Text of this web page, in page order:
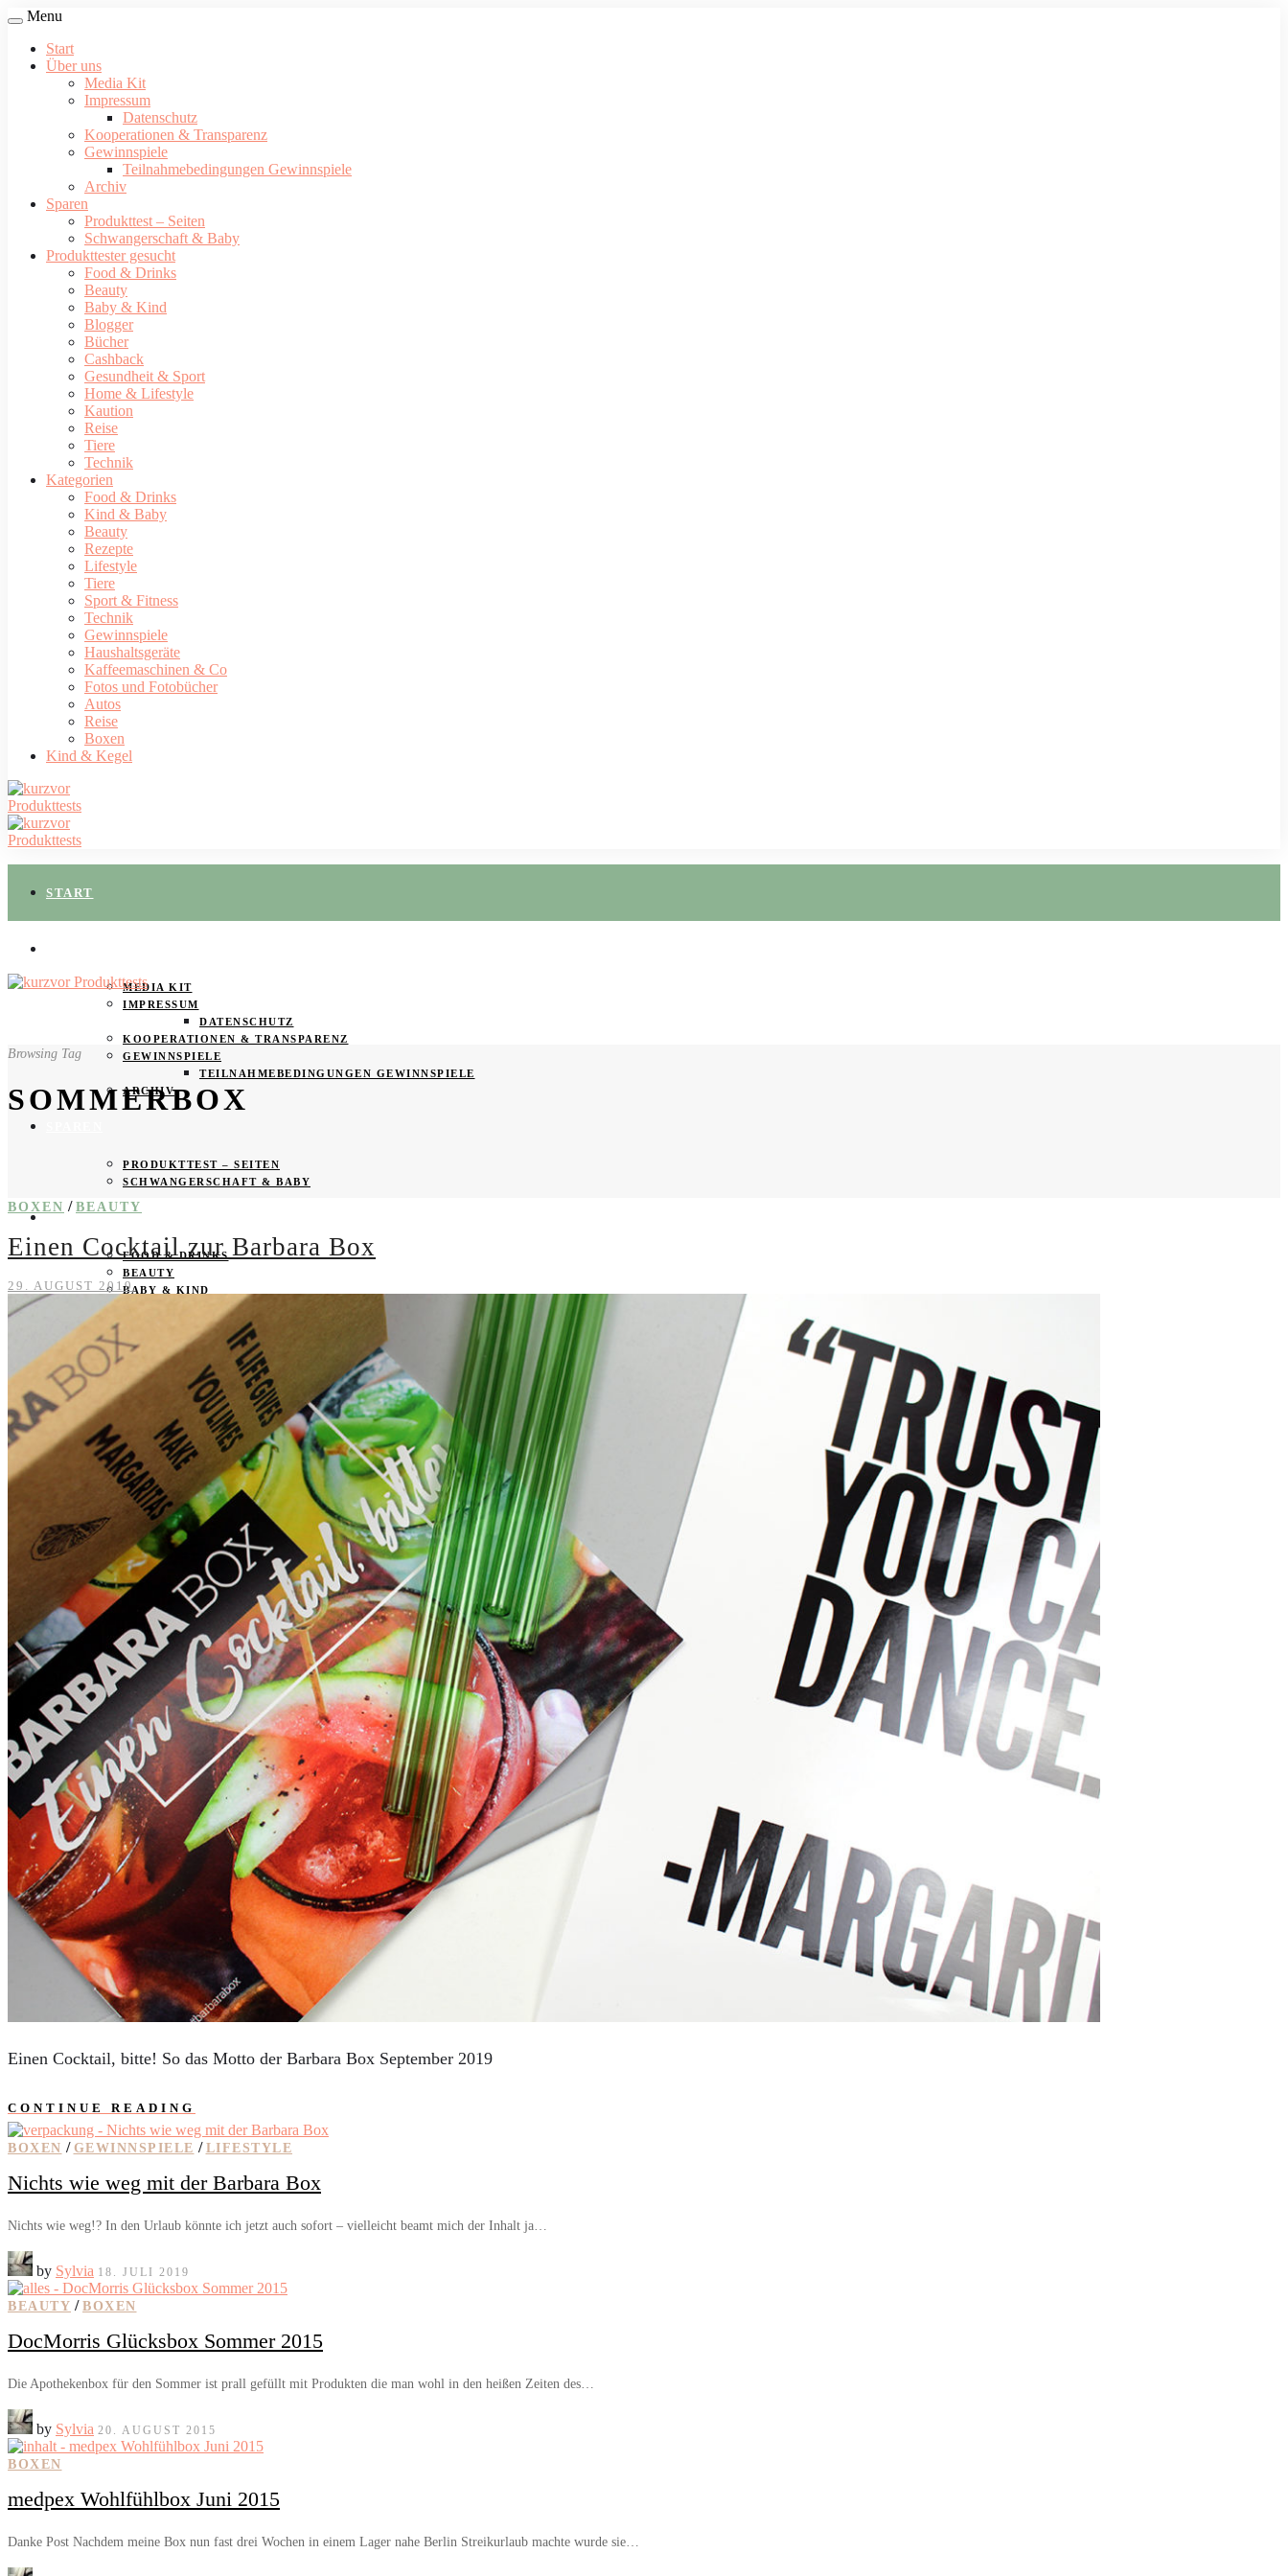
Menu
Start
Über uns
Media Kit
Impressum
Datenschutz
Kooperationen & Transparenz
Gewinnspiele
Teilnahmebedingungen Gewinnspiele
Archiv
Sparen
Produkttest – Seiten
Schwangerschaft & Baby
Produkttester gesucht
Food & Drinks
Beauty
Baby & Kind
Blogger
Bücher
Cashback
Gesundheit & Sport
Home & Lifestyle
Kaution
Reise
Tiere
Technik
Kategorien
Food & Drinks
Kind & Baby
Beauty
Rezepte
Lifestyle
Tiere
Sport & Fitness
Technik
Gewinnspiele
Haushaltsgeräte
Kaffeemaschinen & Co
Fotos und Fotobücher
Autos
Reise
Boxen
Kind & Kegel
START
MEDIA KIT
IMPRESSUM
DATENSCHUTZ
KOOPERATIONEN & TRANSPARENZ
GEWINNSPIELE
TEILNAHMEBEDINGUNGEN GEWINNSPIELE
ARCHIV
PRODUKTTEST – SEITEN
SCHWANGERSCHAFT & BABY
PRODUKTTESTER GESUCHT
FOOD & DRINKS
BEAUTY
BABY & KIND
CASHBACK
GESUNDHEIT & SPORT
HOME & LIFESTYLE
KAUTION
TIERE
TECHNIK
KATEGORIEN
FOOD & DRINKS
KIND & BABY
BEAUTY
REZEPTE
LIFESTYLE
TIERE
SPORT & FITNESS
TECHNIK
GEWINNSPIELE
HAUSHALTSGERÄTE
KAFFEEMASCHINEN & CO
FOTOS UND FOTOBÜCHER
AUTOS
REISE
BOXEN
KIND & KEGEL
Browsing Tag
SOMMERBOX
BOXEN / BEAUTY
Einen Cocktail zur Barbara Box
29. AUGUST 2019
Einen Cocktail, bitte! So das Motto der Barbara Box September 2019
CONTINUE READING
BOXEN / GEWINNSPIELE / LIFESTYLE
Nichts wie weg mit der Barbara Box
Nichts wie weg!? In den Urlaub könnte ich jetzt auch sofort – vielleicht beamt mich der Inhalt ja…
by Sylvia 18. JULI 2019
BEAUTY / BOXEN
DocMorris Glücksbox Sommer 2015
Die Apothekenbox für den Sommer ist prall gefüllt mit Produkten die man wohl in den heißen Zeiten des…
by Sylvia 20. AUGUST 2015
BOXEN
medpex Wohlfühlbox Juni 2015
Danke Post Nachdem meine Box nun fast drei Wochen in einem Lager nahe Berlin Streikurlaub machte wurde sie…